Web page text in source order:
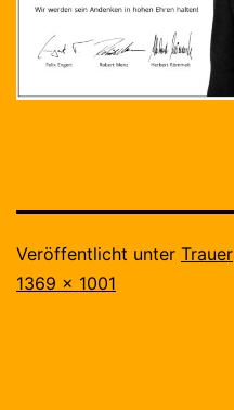
Veröffentlicht unter Trauer
Originalgröße
1369 × 1001